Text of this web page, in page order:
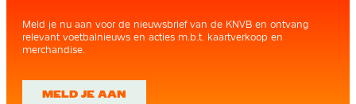
Meld je nu aan voor de nieuwsbrief van de KNVB en ontvang
relevant voetbalnieuws en acties m.b.t. kaartverkoop en
merchandise.
MELD JE AAN